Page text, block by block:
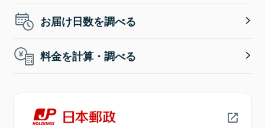
お届け日数を調べる
料金を計算・調べる